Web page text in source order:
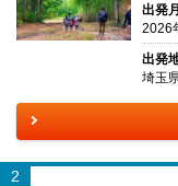
出発月
2026
出発
埼玉
2